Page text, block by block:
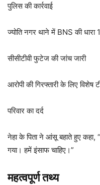
पुलिस की कार्रवाई
ज्योति नगर थाने में BNS की
सीसीटीवी फुटेज की जांच जारी
आरोपी की गिरफ्तारी के लिए विशेष
परिवार का दर्द
नेहा के पिता ने आंसू बहाते हुए कहा,
गया। हमें इंसाफ चाहिए।”
महत्वपूर्ण तथ्य